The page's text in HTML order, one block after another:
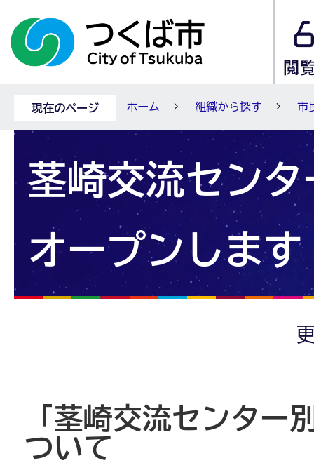
現在のページ ホーム 組織から探す 市
茎崎交流センタ
オープンします
「茎崎交流センター
ついて